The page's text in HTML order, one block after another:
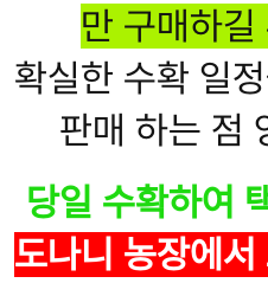
만 구매하
확실한 수확 일
판매 하는 점
당일 수확하여
도나니 농장에서